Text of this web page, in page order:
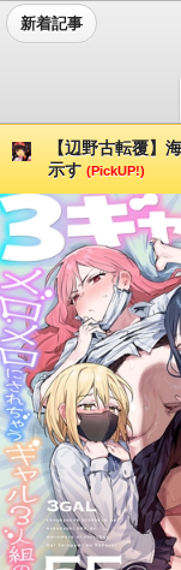
新着記事
【辺野古転覆】
示す (PickUP!)